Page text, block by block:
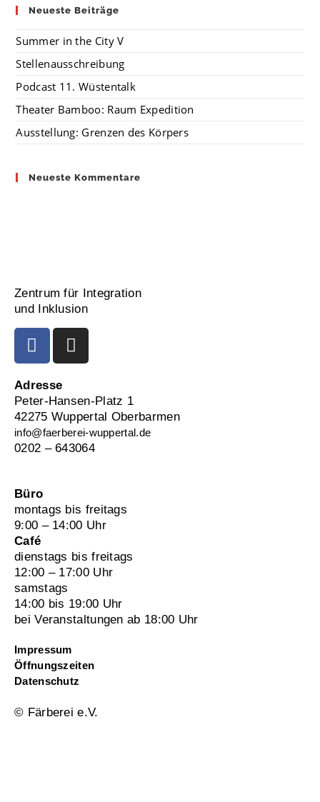
Neueste Beiträge
Summer in the City V
Stellenausschreibung
Podcast 11. Wüstentalk
Theater Bamboo: Raum Expedition
Ausstellung: Grenzen des Körpers
Neueste Kommentare
Zentrum für Integration
und Inklusion
Adresse
Peter-Hansen-Platz 1
42275 Wuppertal Oberbarmen
info@faerberei-wuppertal.de
0202 – 643064
Büro
montags bis freitags
9:00 – 14:00 Uhr
Café
dienstags bis freitags
12:00 – 17:00 Uhr
samstags
14:00 bis 19:00 Uhr
bei Veranstaltungen ab 18:00 Uhr
Impressum
Öffnungszeiten
Datenschutz
© Färberei e.V.